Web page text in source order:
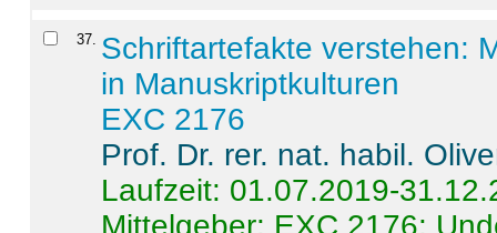
37. Schriftartefakte verstehen:
in Manuskriptkulturen
EXC 2176
Prof. Dr. rer. nat. habil.
Laufzeit: 01.07.2019-
Mittelgeber: EXC 2176: